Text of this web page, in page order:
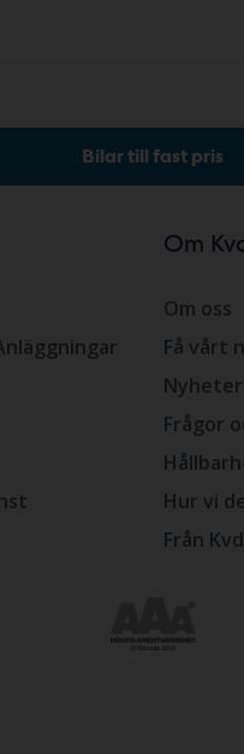
Bilar till fast pris
Om
Om oss
Få vårt
Frågor
Hur vi
Från